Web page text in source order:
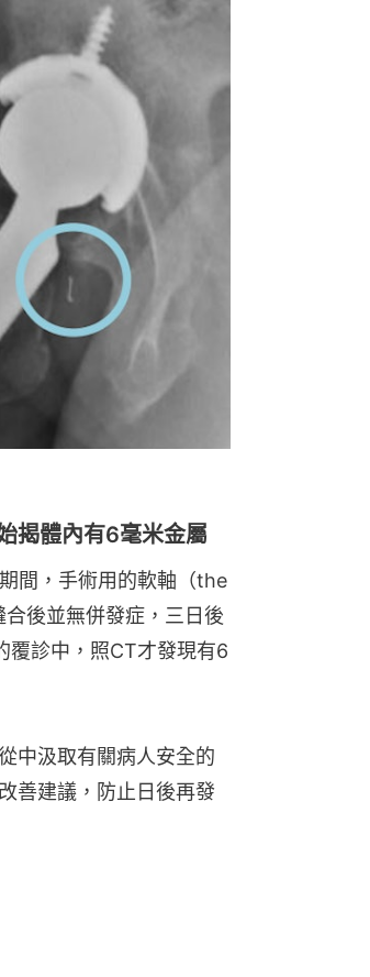
體內有6毫米金屬
間，手術用的軟軸（the
後並無併發症，三日後
覆診中，照CT才發現有6
中汲取有關病人安全的
善建議，防止日後再發